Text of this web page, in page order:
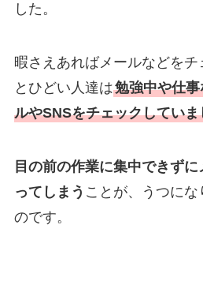
した。
暇さえあればメールなどを
とひどい人達は勉強中や仕
ルやSNSをチェックしていま
目の前の作業に集中できず
ってしまう ことが、うつに
のです。